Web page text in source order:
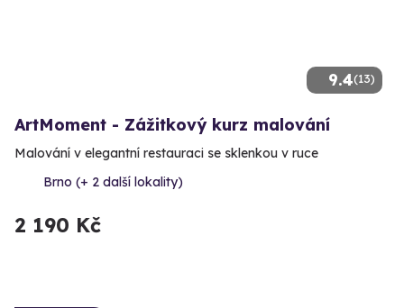
9.4(13)
ArtMoment - Zážitkový kurz malování
Malování v elegantní restauraci se sklenkou v ruce
Brno (+ 2 další lokality)
2 190 Kč